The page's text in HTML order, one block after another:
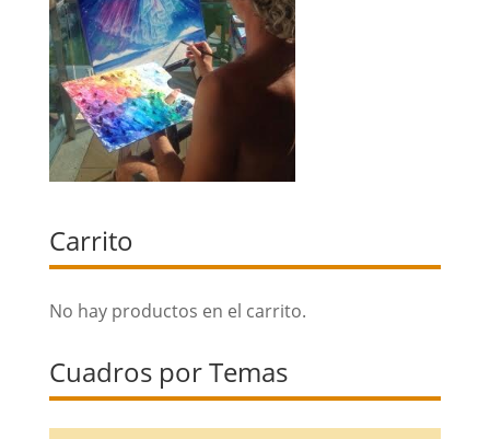
Carrito
No hay productos en el carrito.
Cuadros por Temas